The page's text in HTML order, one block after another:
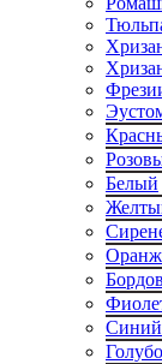
Белый
Синий